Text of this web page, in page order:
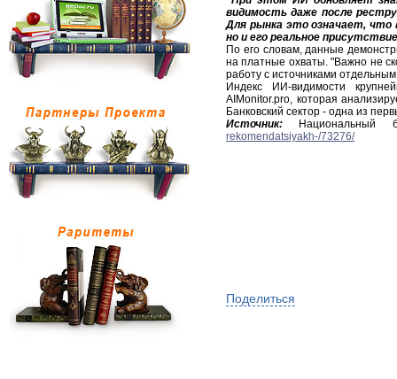
видимость даже после
Для рынка это означает, что
но и его реальное
По его словам, данные
на платные охваты. "Важно не
работу с источниками
Индекс ИИ-видимости
AIMonitor.pro, которая
Банковский сектор - одна из
Источник: Национальный
rekomendatsiyakh-/73276/
Поделиться